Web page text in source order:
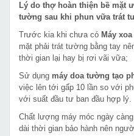
Lý do thợ hoàn thiện bề mặt
tường sau khi phun vữa trát
Trước kia khi chưa có Máy
mặt phải trát tường bằng tay
thời gian lại hay bị rơi vãi vữa;
Sử dụng máy doa tường tạo
việc lên tới gấp 10 lần so với
với suất đầu tư ban đầu hợp lý.
Chất lượng máy móc ngày
dài thời gian bảo hành nên